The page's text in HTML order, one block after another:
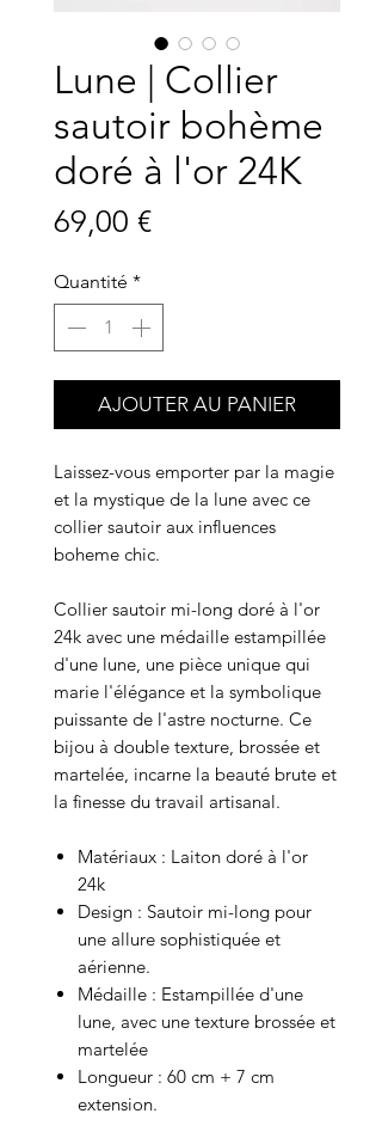
Lune | Collier
sautoir bohème
doré à l'or 24K
69,00 €Prix
Quantité *
AJOUTER AU PANIER
Laissez-vous emporter par la magie
et la mystique de la lune avec ce
collier sautoir aux influences
boheme chic.
Collier sautoir mi-long doré à l'or
24k avec une médaille estampillée
d'une lune, une pièce unique qui
marie l'élégance et la symbolique
puissante de l'astre nocturne. Ce
bijou à double texture, brossée et
martelée, incarne la beauté brute et
la finesse du travail artisanal.
Matériaux : Laiton doré à l'or
24k
Design : Sautoir mi-long pour
une allure sophistiquée et
aérienne.
Médaille : Estampillée d'une
lune, avec une texture brossée et
martelée
Longueur : 60 cm + 7 cm
extension.